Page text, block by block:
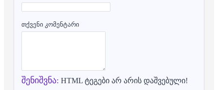
თქვენი კომენტარი
შენიშვნა: HTML ტეგები არ არის დაშვებული!